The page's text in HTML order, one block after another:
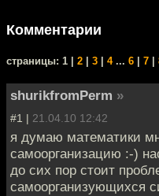
Комментарии
cтраницы: 1 | 2 3 4... 6 7
shurikfromPerm »
#1 | 21.04.10 12:42
я думаю математики
самоорганизацию :-)
до сих пор стоит
самоорганизующихся